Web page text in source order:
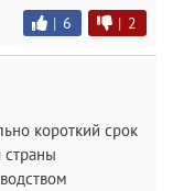
| 6 | 2
короткий срок
страны